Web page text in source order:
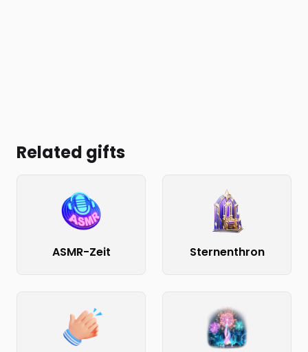
Related gifts
ASMR-Zeit Sternenthron